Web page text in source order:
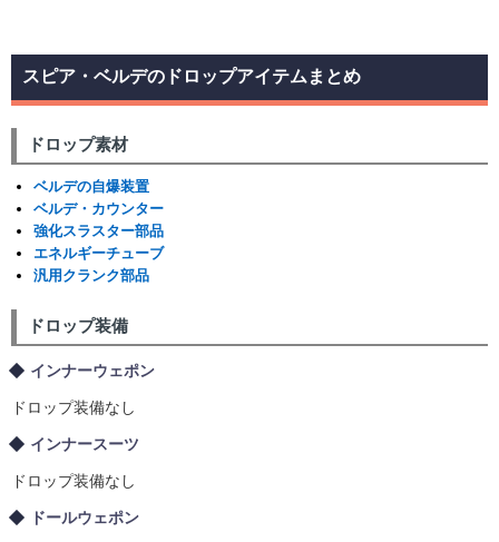
スピア・ベルデのドロップアイテムまとめ
ドロップ素材
ベルデの自爆装置
ベルデ・カウンター
強化スラスター部品
エネルギーチューブ
汎用クランク部品
ドロップ装備
インナーウェポン
ドロップ装備なし
インナースーツ
ドロップ装備なし
ドールウェポン